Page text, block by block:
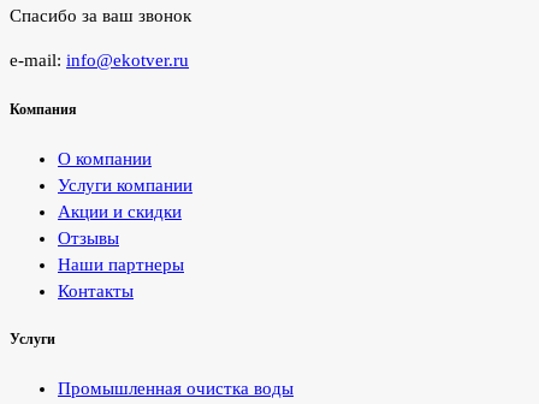
Спасибо за ваш звонок
e-mail: info@ekotver.ru
Компания
О компании
Услуги компании
Акции и скидки
Отзывы
Наши партнеры
Контакты
Услуги
Промышленная очистка воды